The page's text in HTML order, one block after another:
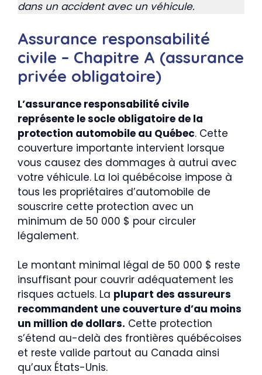
dans un accident avec un véhicule.
Assurance responsabilité
civile – Chapitre A (assurance
privée obligatoire)
L’assurance responsabilité civile
représente le socle obligatoire de la
protection automobile au Québec. Cette
couverture importante intervient lorsque
vous causez des dommages à autrui avec
votre véhicule. La loi québécoise impose à
tous les propriétaires d’automobile de
souscrire cette protection avec un
minimum de 50 000 $ pour circuler
légalement.
Le montant minimal légal de 50 000 $ reste
insuffisant pour couvrir adéquatement les
risques actuels. La plupart des assureurs
recommandent une couverture d’au moins
un million de dollars. Cette protection
s’étend au-delà des frontières québécoises
et reste valide partout au Canada ainsi
qu’aux États-Unis.